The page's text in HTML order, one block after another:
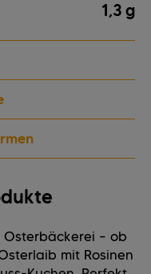
1,3 g
– ob
mit Rosinen